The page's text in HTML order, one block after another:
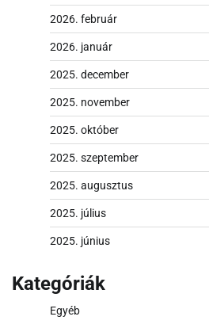
2026. február
2026. január
2025. december
2025. november
2025. október
2025. szeptember
2025. augusztus
2025. július
2025. június
Kategóriák
Egyéb